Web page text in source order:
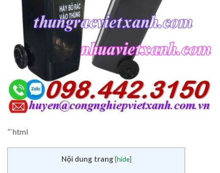
“`html
Nội dung trang [hide]